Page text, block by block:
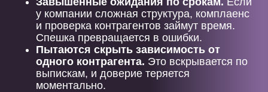
у компании сложная структура, комплаенс
и проверка контрагентов займут время.
Спешка превращается в ошибки.
Пытаются скрыть зависимость от
одного контрагента. Это вскрывается по
выпискам, и доверие теряется
моментально.